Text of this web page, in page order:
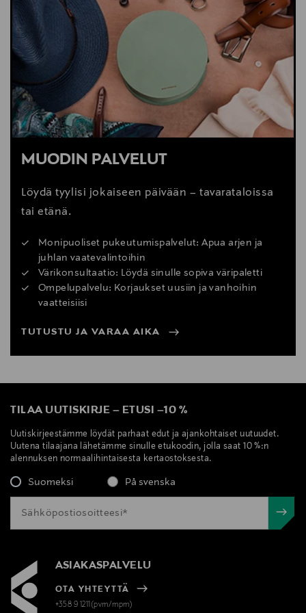
MUODIN PALVELUT
Löydä tyylisi jokaiseen päivään – tavarataloissa
tai etänä.
Monipuoliset pukeutumispalvelut: Apua arjen ja
juhlan vaatevalintoihin
Värikonsultaatio: Löydä sinulle sopiva väripaletti
Ompelupalvelu: Korjaukset uusiin ja vanhoihin
vaatteisiisi
TUTUSTU JA VARAA AIKA
TILAA UUTISKIRJE – ETUSI –10 %
Uutiskirjeestämme löydät parhaat edut ja ajankohtaiset uutuudet.
Uutena tilaajana lähetämme sinulle etukoodin, jolla saat 10 %:n
alennuksen normaalihintaisesta kertaostoksesta.
Suomeksi På svenska
ASIAKASPALVELU
OTA YHTEYTTÄ
+358 9 1211(pvm/mpm)